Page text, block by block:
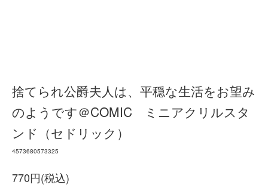
捨てられ公爵夫人は、平穏な生活をお望み
のようです＠COMIC ミニアクリルスタ
ンド（セドリック）
4573680573325
770円(税込)